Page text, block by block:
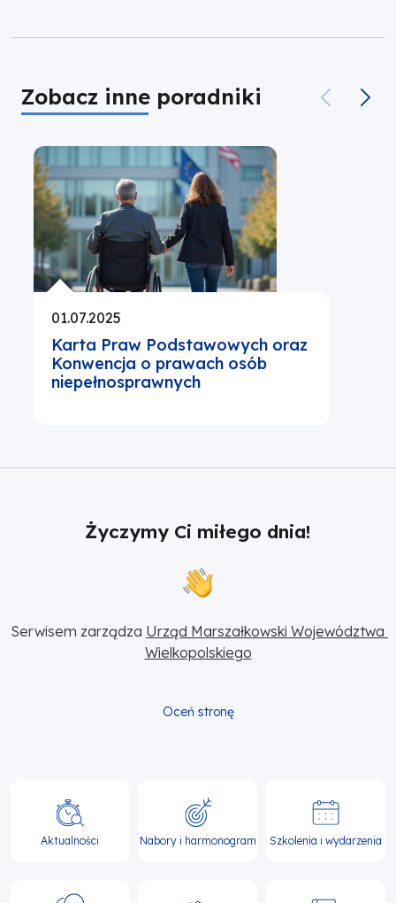
Zobacz inne poradniki
01.07.2025
Karta Praw Podstawowych oraz
Konwencja o prawach osób
niepełnosprawnych
Życzymy Ci miłego dnia!
Serwisem zarządza Urząd Marszałkowski Województwa
Wielkopolskiego
Oceń stronę
Główna
nawigacja
Aktualności Nabory i harmonogram Szkolenia i wydarzenia